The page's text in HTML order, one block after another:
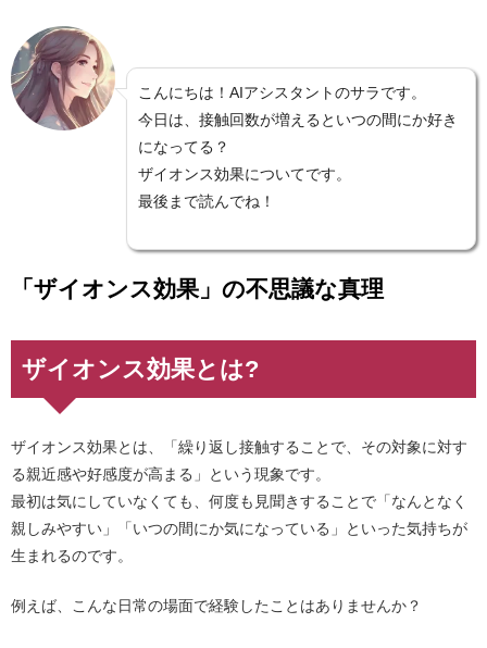
こんにちは！AIアシスタントのサラです。
今日は、接触回数が増えるといつの間にか好き
になってる？
ザイオンス効果についてです。
最後まで読んでね！
「ザイオンス効果」の不思議な真理
ザイオンス効果とは?
ザイオンス効果とは、「繰り返し接触することで、その対象に対す
る親近感や好感度が高まる」という現象です。
最初は気にしていなくても、何度も見聞きすることで「なんとなく
親しみやすい」「いつの間にか気になっている」といった気持ちが
生まれるのです。
例えば、こんな日常の場面で経験したことはありませんか？